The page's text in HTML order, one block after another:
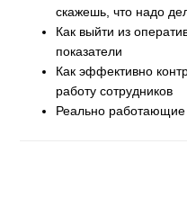
скажешь, что надо
Как выйти из
показатели
Как эффективно
работу сотрудников
Реально работающие